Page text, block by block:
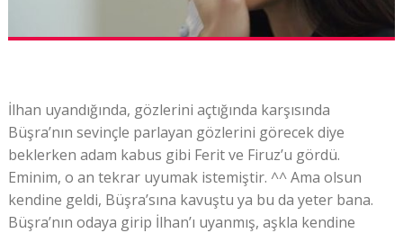
İlhan uyandığında, gözlerini açtığında karşısında
Büşra’nın sevinçle parlayan gözlerini görecek diye
beklerken adam kabus gibi Ferit ve Firuz’u gördü.
Eminim, o an tekrar uyumak istemiştir. ^^ Ama olsun
kendine geldi, Büşra’sına kavuştu ya bu da yeter bana.
Büşra’nın odaya girip İlhan’ı uyanmış, aşkla kendine